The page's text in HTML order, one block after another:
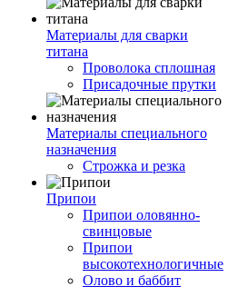
Материалы для сварки
титана
Проволока сплошная
Присадочные прутки
Материалы специального
назначения
Строжка и резка
Припои
Припои оловянно-
свинцовые
Припои
высокотехнологичные
Олово и баббит